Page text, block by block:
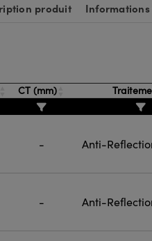
produit
CT (mm)
- Anti-
- Anti-